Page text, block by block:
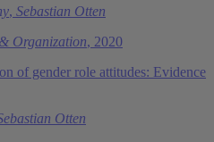
, Sebastian Otten
Organization, 2020
of gender role attitudes: Evidence
Otten